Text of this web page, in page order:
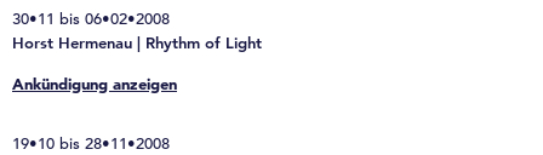
30•11 bis 06•02•2008
Horst Hermenau | Rhythm of Light
Ankündigung anzeigen
19•10 bis 28•11•2008